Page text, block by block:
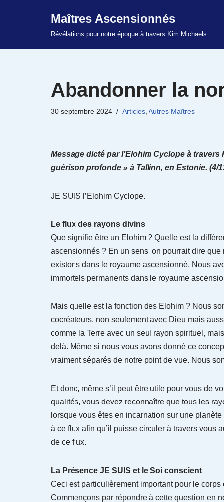
Maîtres Ascensionnés
Révélations pour notre époque à travers Kim Michaels
Abandonner la
30 septembre 2024 Articles Autres Maîtres
Message dicté par l’Elohim Cyclope à
guérison profonde » à Tallinn, en Estonie. (4/
JE SUIS l’Elohim Cyclope.
Le flux des rayons divins
Que signifie être un Elohim ? Quelle est la
ascensionnés ? En un sens, on pourrait dire
existons dans le royaume ascensionné. Nous
immortels permanents dans le royaume
Mais quelle est la fonction des Elohim ? Nous
cocréateurs, non seulement avec Dieu mais
comme la Terre avec un seul rayon spirituel,
delà. Même si nous vous avons donné ce
vraiment séparés de notre point de vue. Nous
Et donc, même s’il peut être utile pour vous de
qualités, vous devez reconnaître que tous les
lorsque vous êtes en incarnation sur une
à ce flux afin qu’il puisse circuler à travers vous
de ce flux.
La Présence JE SUIS et le Soi conscient
Ceci est particulièrement important pour le
Commençons par répondre à cette question en